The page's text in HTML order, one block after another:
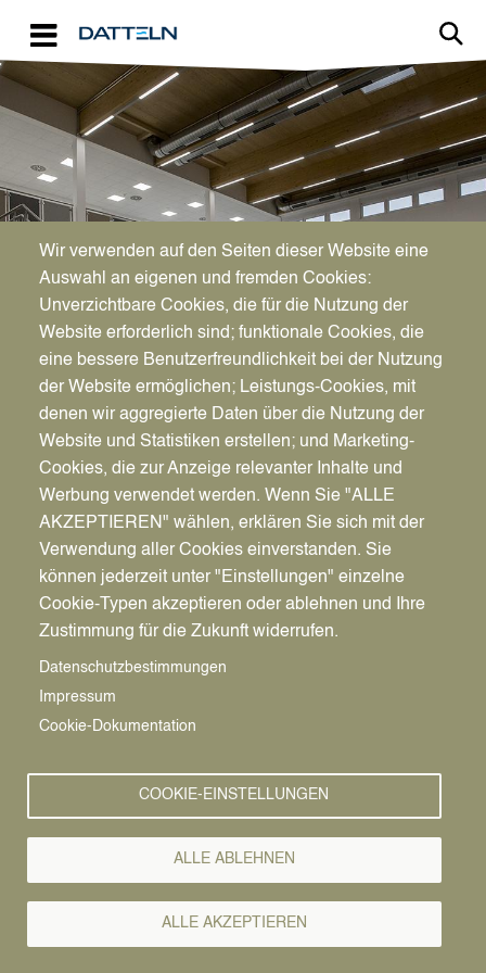
SCHULEN
Wenn's um Bildung geht
Pfadnavigation
Startseite
Schulverwaltung
Die Schulverwaltung ist zuständig für
Schülerfahrkosten
allgemeine Schulangelegenheiten
Einschulung
und für die Übergänge zu weiterführenden
Wir verwenden auf den Seiten dieser Website eine
Auswahl an eigenen und fremden Cookies:
Unverzichtbare Cookies, die für die Nutzung der
Website erforderlich sind; funktionale Cookies, die
eine bessere Benutzerfreundlichkeit bei der Nutzung
der Website ermöglichen; Leistungs-Cookies, mit
denen wir aggregierte Daten über die Nutzung der
Website und Statistiken erstellen; und Marketing-
Cookies, die zur Anzeige relevanter Inhalte und
Werbung verwendet werden. Wenn Sie "ALLE
AKZEPTIEREN" wählen, erklären Sie sich mit der
Verwendung aller Cookies einverstanden. Sie
können jederzeit unter "Einstellungen" einzelne
Cookie-Typen akzeptieren oder ablehnen und Ihre
Zustimmung für die Zukunft widerrufen.
Datenschutzbestimmungen
Impressum
Cookie-Dokumentation
COOKIE-EINSTELLUNGEN
ALLE ABLEHNEN
ALLE AKZEPTIEREN